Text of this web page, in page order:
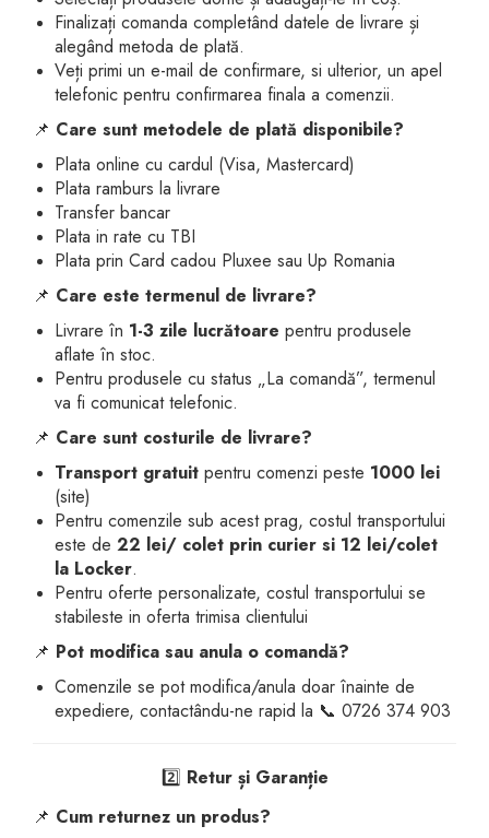
Produse de protecție
mobilier industrial
Bandă avertizare
Cărucioare copii
Accesorii Cărucioare
Set protecții copii
Scaune auto copii
Siguranță auto copii
Tapet protector perete
camera copiilor
Incălzitoare biberoane
copii
Termosuri, recipiente
mâncare pentru copii
Suzete bebe
Termometre copii
Căști antifonice copii și
dopuri de urechi
Produse îngrijire copii
Igiena copii
Jocuri de familie sau grup
Masinute, avioane,
motociclete
Jocuri de pictura si desen
Jucarii muzicale
Jucării educative copii
Biciclete și Triciclete
Finalizați comanda completând datele de livrare și
alegând metoda de plată.
Veți primi un e-mail de confirmare, si ulterior, un apel
telefonic pentru confirmarea finala a comenzii.
📌 Care sunt metodele de plată disponibile?
Plata online cu cardul (Visa, Mastercard)
Plata ramburs la livrare
Transfer bancar
Plata in rate cu TBI
Plata prin Card cadou Pluxee sau Up Romania
📌 Care este termenul de livrare?
Livrare în 1-3 zile lucrătoare pentru produsele
aflate în stoc.
Pentru produsele cu status „La comandă”, termenul
va fi comunicat telefonic.
📌 Care sunt costurile de livrare?
Transport gratuit pentru comenzi peste 1000 lei
(site)
Pentru comenzile sub acest prag, costul transportului
este de 22 lei/ colet prin curier si 12 lei/colet
la Locker.
Pentru oferte personalizate, costul transportului se
stabileste in oferta trimisa clientului
📌 Pot modifica sau anula o comandă?
Comenzile se pot modifica/anula doar înainte de
expediere, contactându-ne rapid la 📞 0726 374 903
2️⃣ Retur și Garanție
📌 Cum returnez un produs?